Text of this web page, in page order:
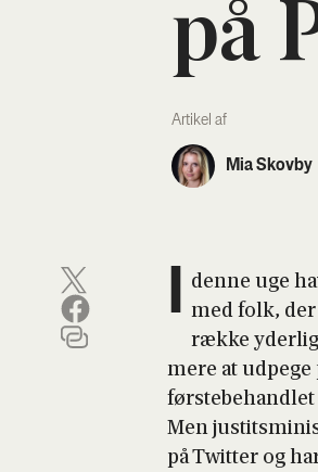
på
Artikel af
Mia Skovby
I den­ne uge
med folk, der
ræk­ke
me­re at
Men
på Twit­ter og